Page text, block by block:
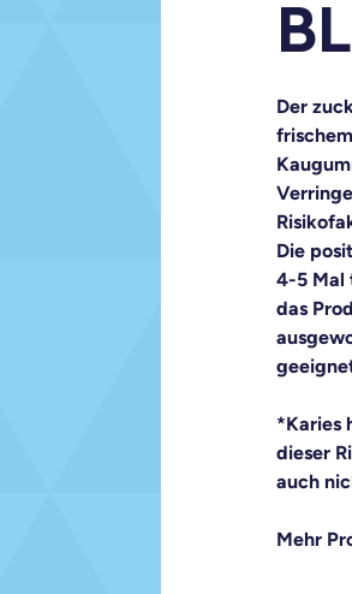
Der
Die
4-5 Mal
das
*Karies
dieser
auch
Mehr